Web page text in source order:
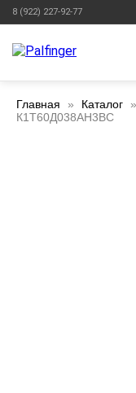
8 (922) 227-92-77
Главная Каталог
К1Т60Д038АН3ВС